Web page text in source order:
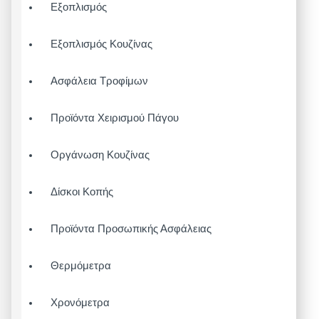
Εξοπλισμός
Εξοπλισμός Κουζίνας
Ασφάλεια Τροφίμων
Προϊόντα Χειρισμού Πάγου
Οργάνωση Κουζίνας
Δίσκοι Κοπής
Προϊόντα Προσωπικής Ασφάλειας
Θερμόμετρα
Χρονόμετρα